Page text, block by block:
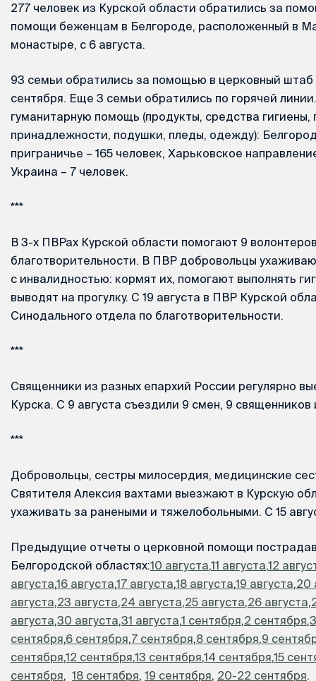
277 человек из Курской области обратились за
помощи беженцам в Белгороде, расположенный в
монастыре, с 6 августа.
93 семьи обратились за помощью в церковный штаб
сентября. Еще 3 семьи обратились по горячей
гуманитарную помощь (продукты, средства гигиены,
принадлежности, подушки, пледы, одежду):
приграничье – 165 человек, Харьковское
Украина – 7 человек.
***
В 3-х ПВРах Курской области помогают 9
благотворительности. В ПВР добровольцы
с инвалидностью: кормят их, помогают выполнять
выводят на прогулку. С 19 августа в ПВР Курской
Синодального отдела по благотворительности.
***
Священники из разных епархий России регулярно
Курска. С 9 августа съездили 9 смен, 9 священников
***
Добровольцы, сестры милосердия, медицинские
Святителя Алексия вахтами выезжают в Курскую
ухаживать за ранеными и тяжелобольными. С 15
Предыдущие отчеты о церковной помощи
Белгородской областях:10 августа,11 августа,12
августа,16 августа,17 августа,18 августа,19 августа,20
августа,23 августа,24 августа,25 августа,26 августа,
августа,30 августа,31 августа,1 сентября,2 сентября,
сентября,6 сентября,7 сентября,8 сентября,9
сентября,12 сентября,13 сентября,14 сентября,15
сентября, 18 сентября, 19 сентября, 20-22 сентября.